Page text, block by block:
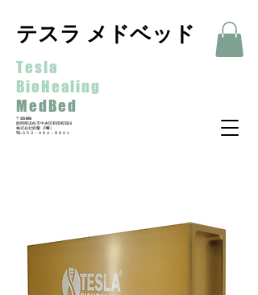
テスラ メドベッド
Tesla
BioHealing
MedBed
〒435-0016
静岡県浜松市中央区和田町533-3
​株式会社鈴蘭（FINE）
​TEL:０５３－４６４－８９０１